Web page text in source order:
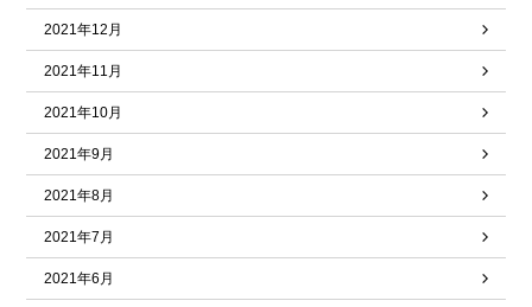
2021年12月
2021年11月
2021年10月
2021年9月
2021年8月
2021年7月
2021年6月